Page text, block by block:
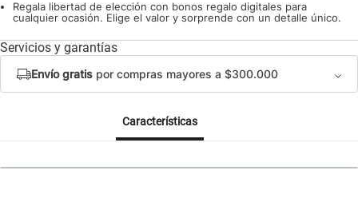
Regala libertad de elección con bonos regalo digitales para
cualquier ocasión. Elige el valor y sorprende con un detalle único.
Servicios y garantías
Envío gratis por compras mayores a $300.000
Características